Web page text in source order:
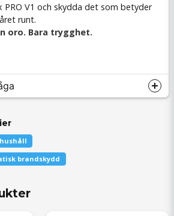
PRO V1 och skydda det som betyder
runt.
oro. Bara trygghet.
denna produkten...
brandskydd